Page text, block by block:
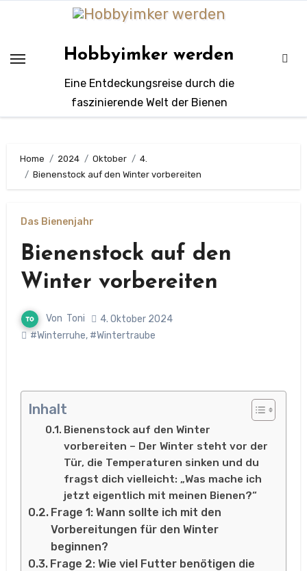
Hobbyimker werden
Eine Entdeckungsreise durch die
faszinierende Welt der Bienen
Home 2024 Oktober
4.
Bienenstock auf den Winter vorbereiten
Das Bienenjahr
Bienenstock auf den
Winter vorbereiten
Von Toni
4. Oktober 2024
#Winterruhe, #Wintertraube
Inhalt
Bienenstock auf den Winter
vorbereiten – Der Winter steht vor der
Tür, die Temperaturen sinken und du
fragst dich vielleicht: „Was mache ich
jetzt eigentlich mit meinen Bienen?“
Frage 1: Wann sollte ich mit den
Vorbereitungen für den Winter
beginnen?
Frage 2: Wie viel Futter benötigen die